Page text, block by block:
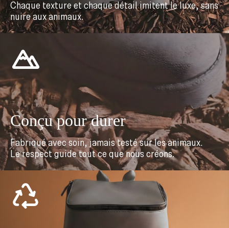
Chaque texture et chaque détail imitent le luxe, sans
nuire aux animaux.
Conçu pour durer
Fabriqué avec soin, jamais testé sur les animaux.
Le respect guide tout ce que nous créons.